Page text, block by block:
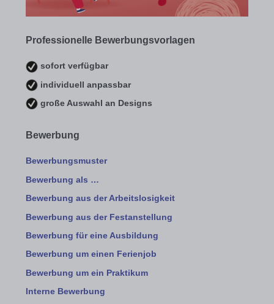
Professionelle Bewerbungsvorlagen
sofort verfügbar
individuell anpassbar
große Auswahl an Designs
Bewerbung
Bewerbungsmuster
Bewerbung als …
Bewerbung aus der Arbeitslosigkeit
Bewerbung aus der Festanstellung
Bewerbung für eine Ausbildung
Bewerbung um einen Ferienjob
Bewerbung um ein Praktikum
Interne Bewerbung